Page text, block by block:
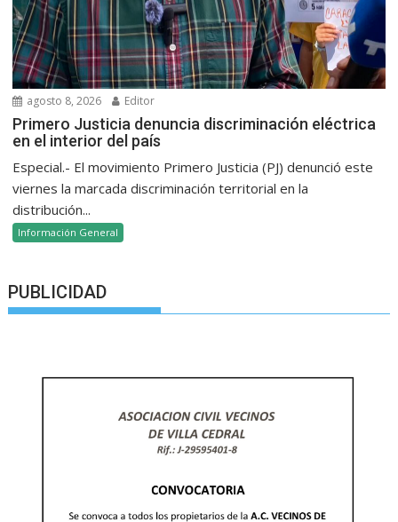
agosto 8, 2026 Editor
Primero Justicia denuncia discriminación eléctrica
en el interior del país
Especial.- El movimiento Primero Justicia (PJ) denunció este
viernes la marcada discriminación territorial en la
distribución...
Información General
PUBLICIDAD